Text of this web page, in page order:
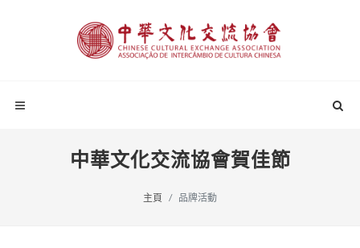
中華文化交流協會賀佳節
主頁 品牌活動